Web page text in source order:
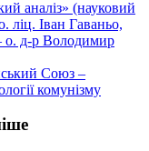
аналіз» (науковий
ліц. Іван Гаваньо,
о. д-р Володимир
Союз –
комунізму